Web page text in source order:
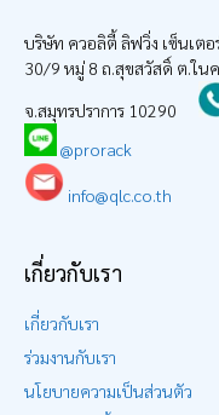
บริษัท ควอลิตี้ ลิฟวิ่ง เซ็นเตอ
30/9 หมู่ 8 ถ.สุขสวัสดิ์ ต.ใน
จ.สมุทรปราการ 10290
@prorack
info@qlc.co.th
เกี่ยวกับเรา
เกี่ยวกับเรา
ร่วมงานกับเรา
นโยบายความเป็นส่วนตัว